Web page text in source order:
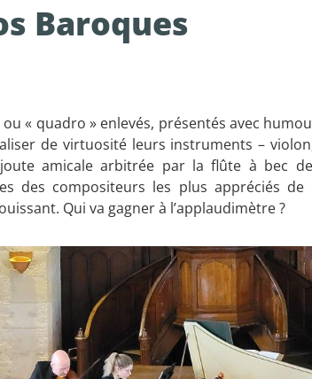
Baroques
« quadro » enlevés, présentés avec
de virtuosité leurs instruments –
amicale arbitrée par la flûte à bec de
des compositeurs les plus appréciés de
Qui va gagner à l’applaudimètre ?